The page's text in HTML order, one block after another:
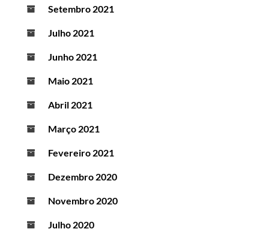
Setembro 2021
Julho 2021
Junho 2021
Maio 2021
Abril 2021
Março 2021
Fevereiro 2021
Dezembro 2020
Novembro 2020
Julho 2020